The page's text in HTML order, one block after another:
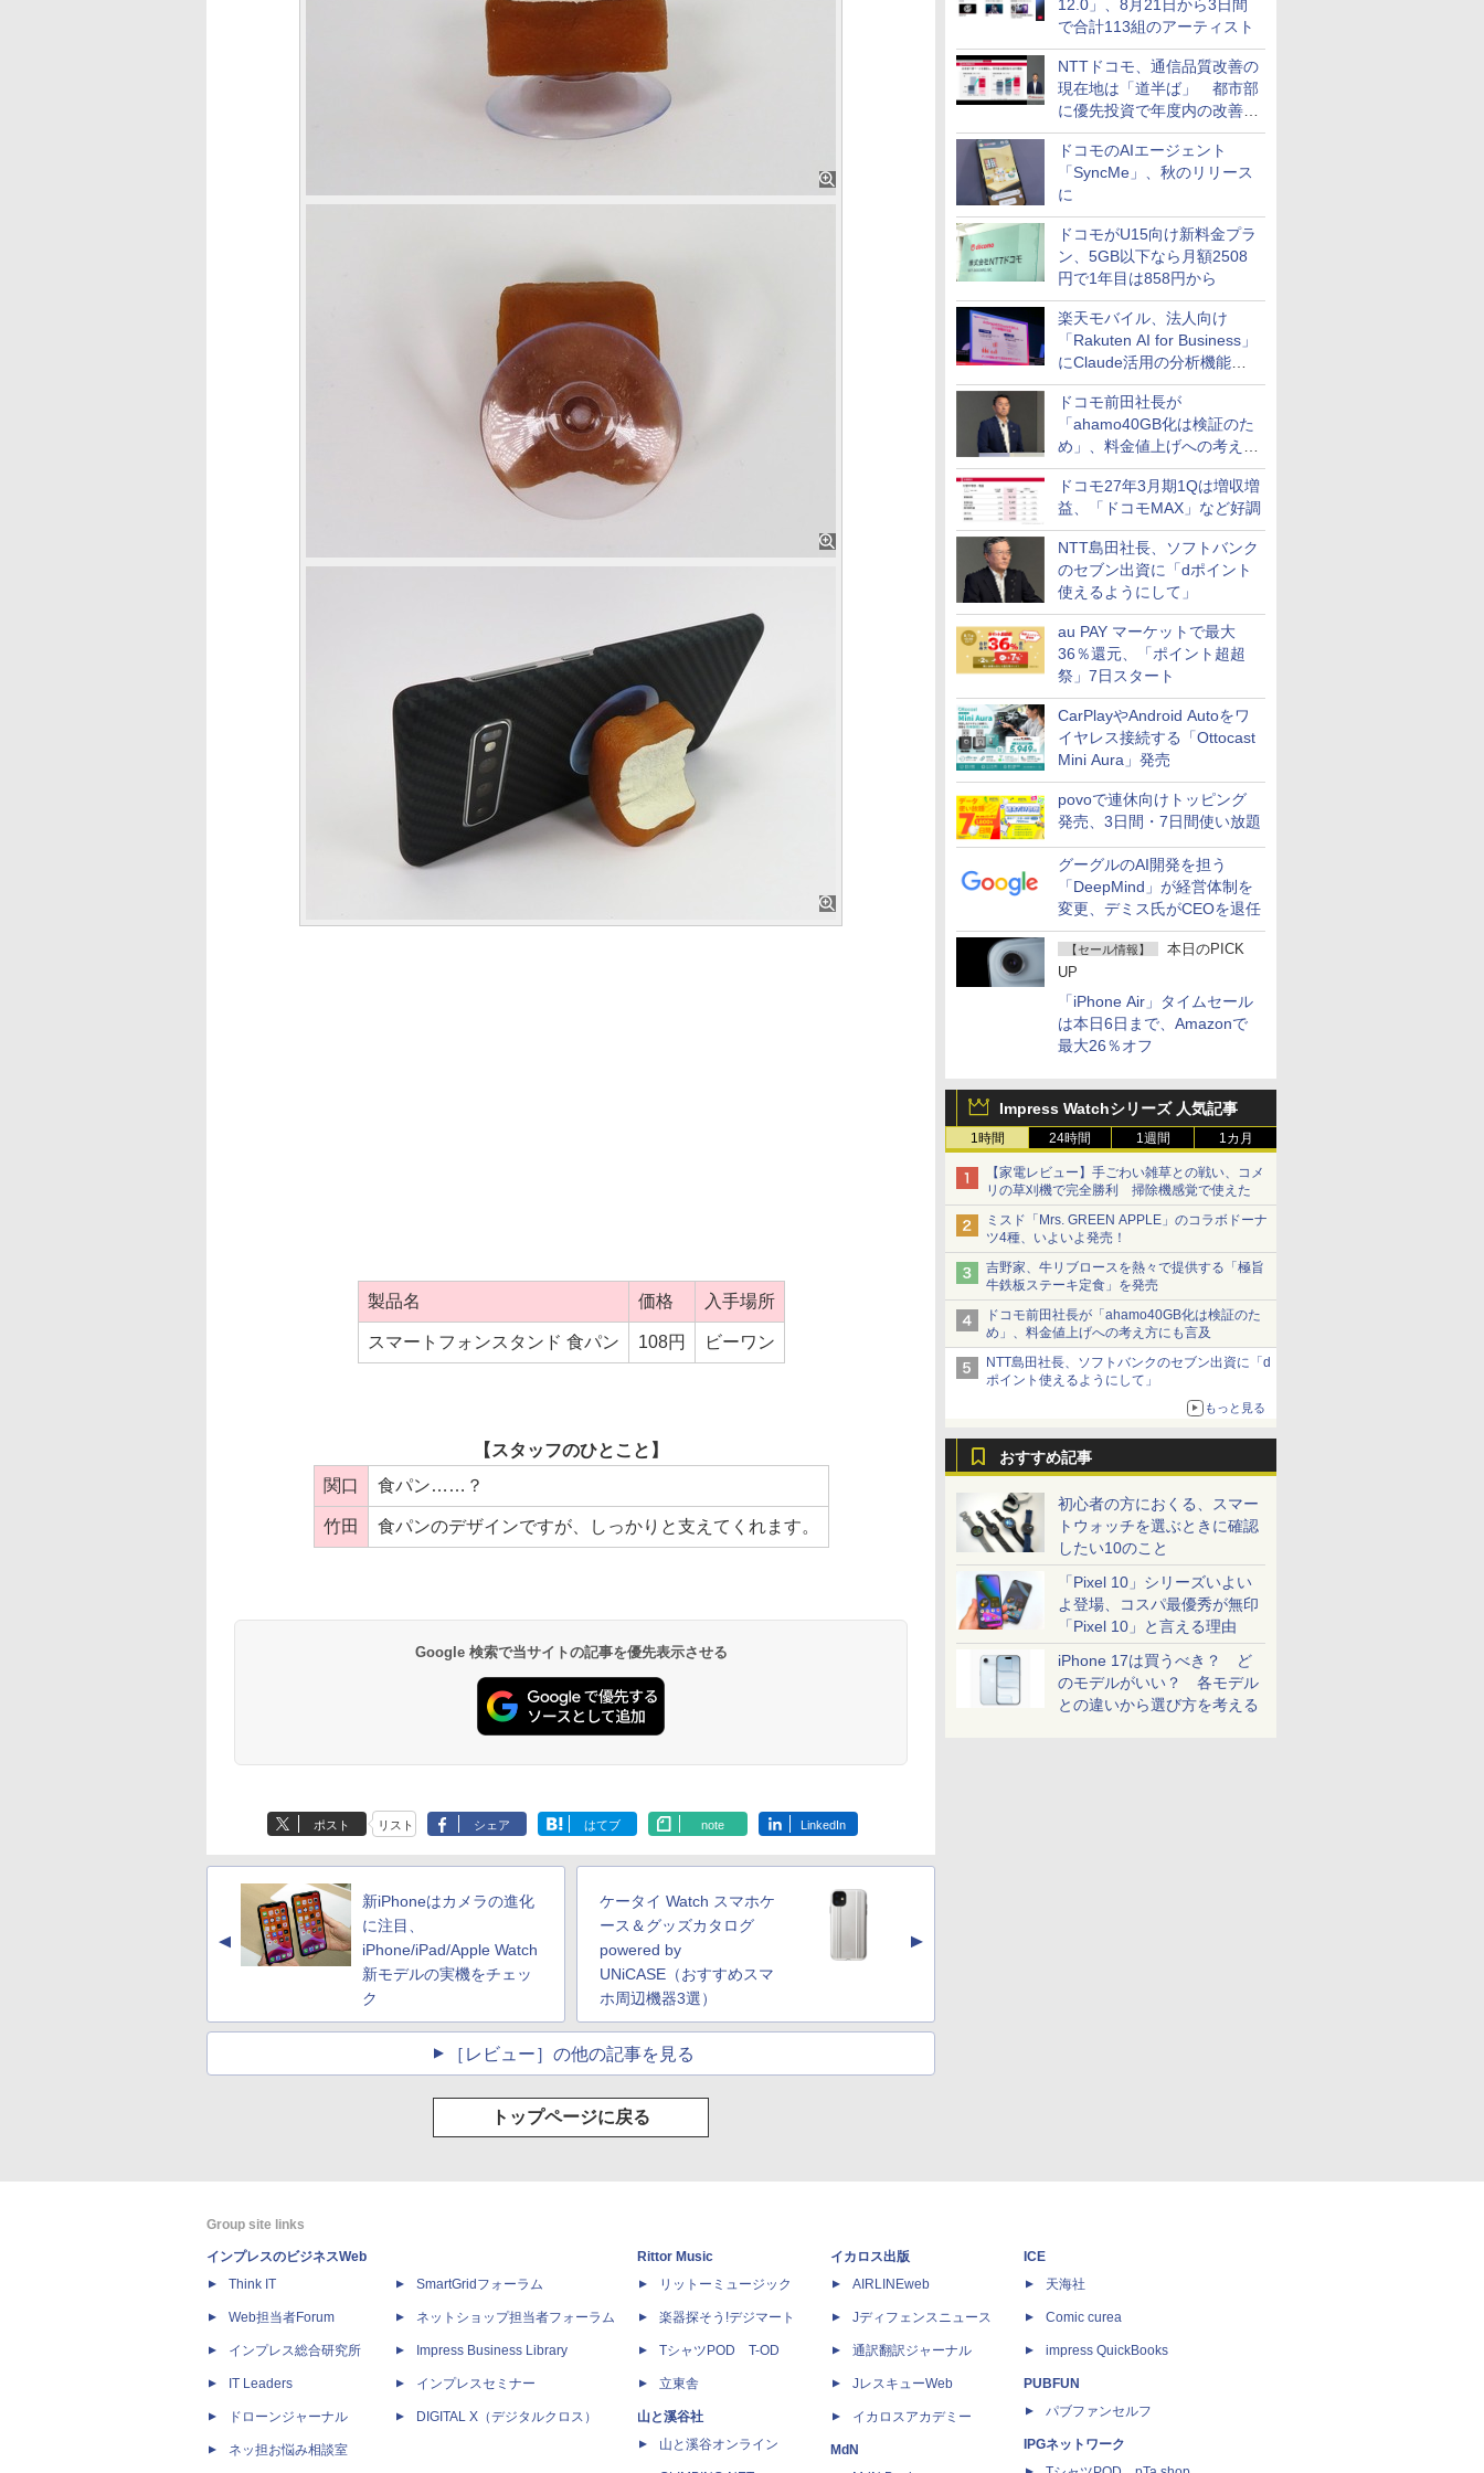
12.0」、8月21日から3日間
で合計113組のアーティスト
NTTドコモ、通信品質改善の
現在地は「道半ば」 都市部
に優先投資で年度内の改善目
指す
ドコモのAIエージェント
「SyncMe」、秋のリリース
に
ドコモがU15向け新料金プラ
ン、5GB以下なら月額2508
円で1年目は858円から
楽天モバイル、法人向け
「Rakuten AI for Business」
にClaude活用の分析機能な
どを追加
ドコモ前田社長が
「ahamo40GB化は検証のた
め」、料金値上げへの考え方
にも言及
ドコモ27年3月期1Qは増収増
益、「ドコモMAX」など好調
NTT島田社長、ソフトバンク
のセブン出資に「dポイント
使えるようにして」
au PAY マーケットで最大
36％還元、「ポイント超超
祭」7日スタート
CarPlayやAndroid Autoをワ
イヤレス接続する「Ottocast
Mini Aura」発売
povoで連休向けトッピング
発売、3日間・7日間使い放題
グーグルのAI開発を担う
「DeepMind」が経営体制を
変更、デミス氏がCEOを退任
【セール情報】
本日のPICK
UP
「iPhone Air」タイムセール
は本日6日まで、Amazonで
最大26％オフ
Impress Watchシリーズ 人気記事
1時間 24時間 1週間 1カ月
【家電レビュー】手ごわい雑草との戦い、コメ
リの草刈機で完全勝利 掃除機感覚で使えた
ミスド「Mrs. GREEN APPLE」のコラボドーナ
ツ4種、いよいよ発売！
吉野家、牛リブロースを熱々で提供する「極旨
牛鉄板ステーキ定食」を発売
ドコモ前田社長が「ahamo40GB化は検証のた
め」、料金値上げへの考え方にも言及
NTT島田社長、ソフトバンクのセブン出資に「d
ポイント使えるようにして」
もっと見る
おすすめ記事
初心者の方におくる、スマー
トウォッチを選ぶときに確認
したい10のこと
「Pixel 10」シリーズいよい
よ登場、コスパ最優秀が無印
「Pixel 10」と言える理由
iPhone 17は買うべき？ ど
のモデルがいい？ 各モデル
との違いから選び方を考える
製品名 価格 入手場所
スマートフォンスタンド 食パン 108円 ビーワン
【スタッフのひとこと】
関口
食パン……？
竹田 食パンのデザインですが、しっかりと支えてくれます。
Google 検索で当サイトの記事を優先表示させる
ポスト リスト シェア はてブ note LinkedIn
▲
新iPhoneはカメラの進化
に注目、
iPhone/iPad/Apple Watch
新モデルの実機をチェッ
ク
ケータイ Watch スマホケ
ース＆グッズカタログ
powered by
UNiCASE（おすすめスマ
ホ周辺機器3選）
▲
［レビュー］の他の記事を見る
トップページに戻る
Group site links
インプレスのビジネスWeb
Think IT
Web担当者Forum
インプレス総合研究所
IT Leaders
ドローンジャーナル
ネッ担お悩み相談室
SmartGridフォーラム
ネットショップ担当者フォーラム
Impress Business Library
インプレスセミナー
DIGITAL X（デジタルクロス）
Rittor Music
リットーミュージック
楽器探そう!デジマート
TシャツPOD T-OD
立東舎
山と溪谷社
山と溪谷オンライン
イカロス出版
AIRLINEweb
Jディフェンスニュース
通訳翻訳ジャーナル
JレスキューWeb
イカロスアカデミー
MdN
ICE
天海社
Comic curea
impress QuickBooks
PUBFUN
パブファンセルフ
IPGネットワーク